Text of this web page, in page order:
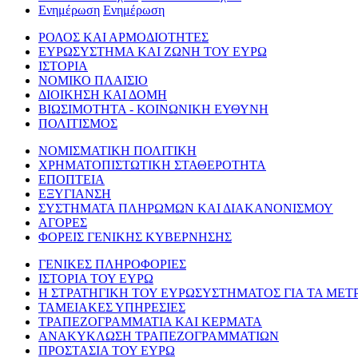
Ενημέρωση Ενημέρωση
ΡΟΛΟΣ ΚΑΙ ΑΡΜΟΔΙΟΤΗΤΕΣ
ΕΥΡΩΣΥΣΤΗΜΑ ΚΑΙ ΖΩΝΗ ΤΟΥ ΕΥΡΩ
ΙΣΤΟΡΙΑ
ΝΟΜΙΚΟ ΠΛΑΙΣΙΟ
ΔΙΟΙΚΗΣΗ ΚΑΙ ΔΟΜΗ
ΒΙΩΣΙΜΟΤΗΤΑ - ΚΟΙΝΩΝΙΚΗ ΕΥΘΥΝΗ
ΠΟΛΙΤΙΣΜΟΣ
ΝΟΜΙΣΜΑΤΙΚΗ ΠΟΛΙΤΙΚΗ
ΧΡΗΜΑΤΟΠΙΣΤΩΤΙΚΗ ΣΤΑΘΕΡΟΤΗΤΑ
ΕΠΟΠΤΕΙΑ
ΕΞΥΓΙΑΝΣΗ
ΣΥΣΤΗΜΑΤΑ ΠΛΗΡΩΜΩΝ ΚΑΙ ΔΙΑΚΑΝΟΝΙΣΜΟΥ
ΑΓΟΡΕΣ
ΦΟΡΕΙΣ ΓΕΝΙΚΗΣ ΚΥΒΕΡΝΗΣΗΣ
ΓΕΝΙΚΕΣ ΠΛΗΡΟΦΟΡΙΕΣ
ΙΣΤΟΡΙΑ ΤΟΥ ΕΥΡΩ
Η ΣΤΡΑΤΗΓΙΚΗ ΤΟΥ ΕΥΡΩΣΥΣΤΗΜΑΤΟΣ ΓΙΑ ΤΑ
ΤΑΜΕΙΑΚΕΣ ΥΠΗΡΕΣΙΕΣ
ΤΡΑΠΕΖΟΓΡΑΜΜΑΤΙΑ ΚΑΙ ΚΕΡΜΑΤΑ
ΑΝΑΚΥΚΛΩΣΗ ΤΡΑΠΕΖΟΓΡΑΜΜΑΤΙΩΝ
ΠΡΟΣΤΑΣΙΑ ΤΟΥ ΕΥΡΩ